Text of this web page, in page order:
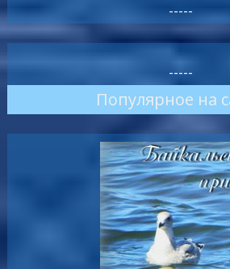
-----
-----
Популярное на